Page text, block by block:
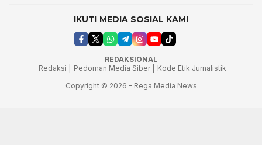
IKUTI MEDIA SOSIAL KAMI
REDAKSIONAL
Redaksi |
Pedoman Media Siber |
Kode Etik Jurnalistik
Copyright © 2026 – Rega Media News